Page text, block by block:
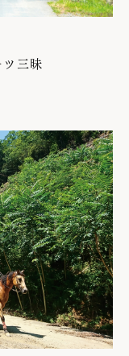
ツ三昧